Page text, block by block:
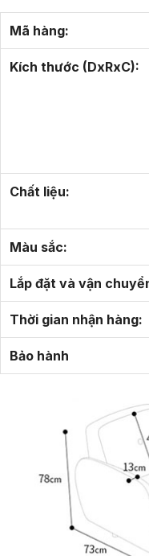
Mã hàng:
Kích thước (DxRxC):
Chất liệu:
Màu sắc:
Lắp đặt và vận
Thời gian nhận hàng:
Bảo hành